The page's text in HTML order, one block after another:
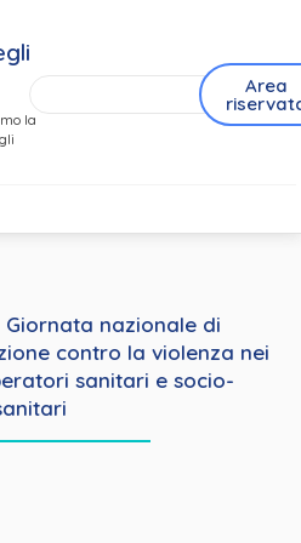
la
Area
Giornata nazionale di
contro la violenza nei
sanitari e socio-